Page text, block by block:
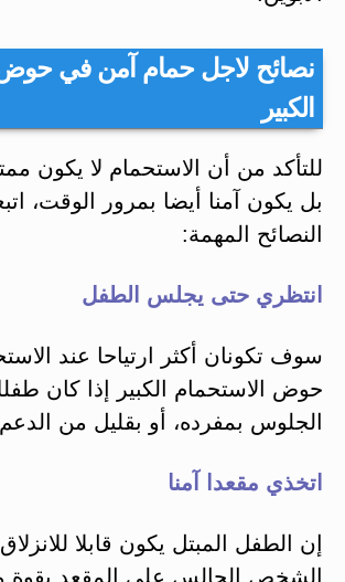
نصائح لاجل حمام آمن في حوض
الكبير
للتأكد من أن الاستحمام لا يكون
بل يكون آمنا أيضا بمرور الوقت،
النصائح المهمة:
انتظري حتى يجلس الطفل
سوف تكونان أكثر ارتياحا عند
حوض الاستحمام الكبير إذا كان
الجلوس بمفرده، أو بقليل من
اتخذي مقعدا آمنا
إن الطفل المبتل يكون قابلا
الشخص الجالس على المقعد بقوة